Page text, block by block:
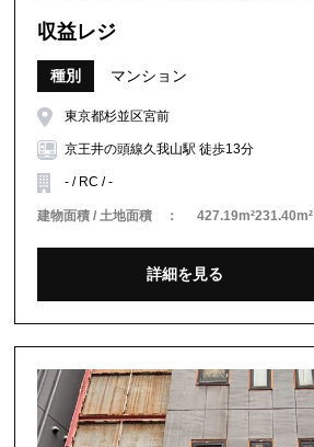
収益レジ
種別 マンション
東京都杉並区宮前
京王井の頭線久我山駅 徒歩13分
- / RC / -
建物面積 / 土地面積 ： 427.19m²231.40m²
詳細を見る